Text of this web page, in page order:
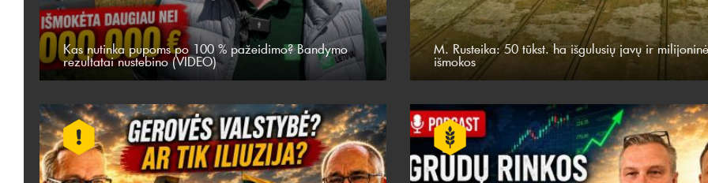
Kas nutinka pupoms po 100 % pažeidimo? Bandymo
rezultatai nustebino (VIDEO)
M. Rusteika: 50 tūkst. ha išgulusių javų ir
išmokos